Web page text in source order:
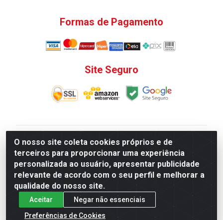
O nosso site coleta cookies próprios e de
terceiros para proporcionar uma experiência
personalizada ao usuário, apresentar publicidade
relevante de acordo com o seu perfil e melhorar a
qualidade do nosso site.
Aceitar
Negar não essenciais
Preferências de Cookies
Formas de Pagamento
Site Seguro
V. C. Ferragens LTDA - Rua do Matoso, 132 - Praça da
Bandeira, Rio de Janeiro/ RJ - CEP 20.270-135 - CNPJ
12.324.723/0001-25
Todas as regras de promoções, descontos, preços e
prazos de pagamento e entrega expostos aqui são
válidos apenas para compras via internet. Preços e
estoque sujeito a alterações sem aviso prévio.